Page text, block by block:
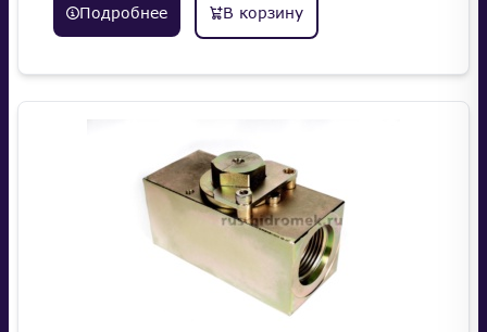
Подробнее В корзину